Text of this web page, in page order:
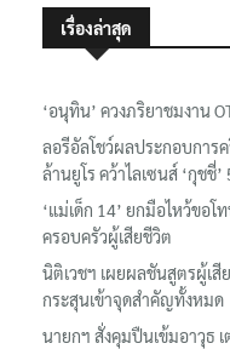
เรื่องล่าสุด
‘อนุทิน’ ควงภริยาชมงาน
ลอรีอัลโชว์ผลประกอบการ
ล้านยูโร คว้าไลเซนส์ ‘กุช
‘แม่เด็ก 14’ ยกมือไหว้ขอ
ครอบครัวผู้เสียชีวิต
นิติเวชฯ เผยผลชันสูตรผู้เสี
กระสุนเข้าจุดสำคัญทั้งหมด
นายกฯ สั่งคุมปืนเข้มอาวุธ